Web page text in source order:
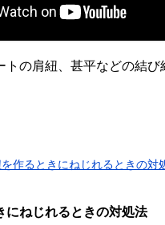
トの肩紐、甚平などの結
作るときにねじれるときの対
にねじれるときの対処法